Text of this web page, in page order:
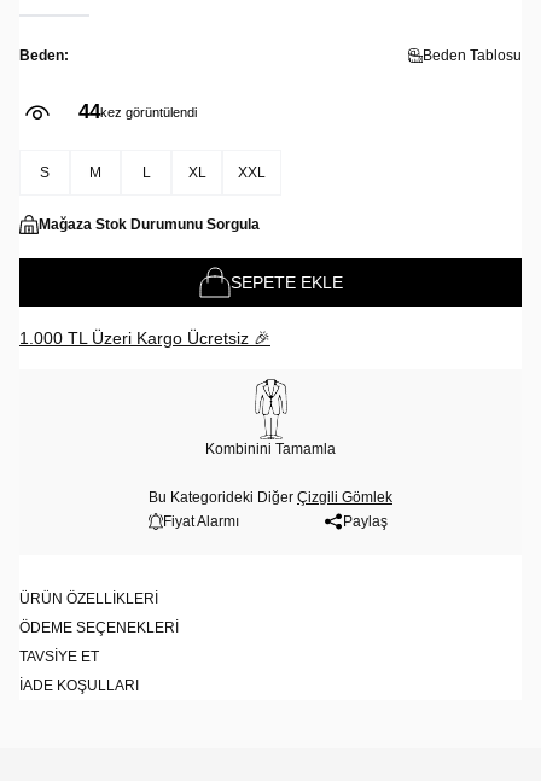
Beden: Beden Tablosu
44kez görüntülendi
2kez satın alındı
S M L XL XXL
Mağaza Stok Durumunu Sorgula
SEPETE EKLE
1.000 TL Üzeri Kargo Ücretsiz 🎉
Kombinini Tamamla
Bu Kategorideki Diğer Çizgili Gömlek
Fiyat Alarmı
Paylaş
ÜRÜN ÖZELLIKLERI
ÖDEME SEÇENEKLERI
TAVSIYE ET
İADE KOŞULLARI